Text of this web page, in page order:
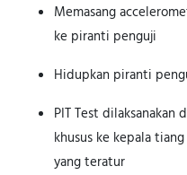
Memasang
ke piranti penguji
Hidupkan piranti
PIT Test dilaksanakan
khusus ke kepala
yang teratur